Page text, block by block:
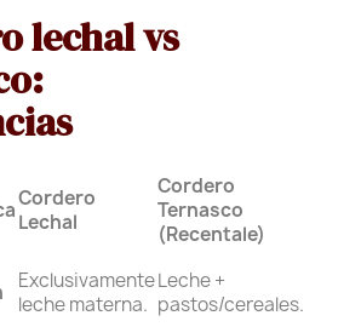
lechal vs
Cordero
Lechal
Cordero
Ternasco
(Recentale)
Exclusivamente
leche materna.
Leche +
pastos/cereales.